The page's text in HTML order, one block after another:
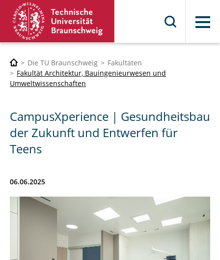
Menü
Die TU Braunschweig
Fakultäten
Fakultät Architektur, Bauingenieurwesen und
Umweltwissenschaften
CampusXperience | Gesundheitsbau
der Zukunft und Entwerfen für
Teens
06.06.2025